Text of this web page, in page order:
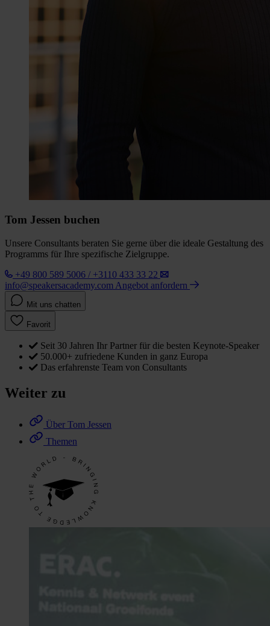
Tom Jessen buchen
Unsere Consultants beraten Sie gerne über die ideale Gestaltung des
Programms für Ihre spezifische Zielgruppe.
+49 800 589 5006 / +3110 433 33 22
info@speakersacademy.com Angebot anfordern
Mit uns chatten
Favorit
Seit 30 Jahren Ihr Partner für die besten Keynote-Speaker
50.000+ zufriedene Kunden in ganz Europa
Das erfahrenste Team von Consultants
Weiter zu
Über Tom Jessen
Themen